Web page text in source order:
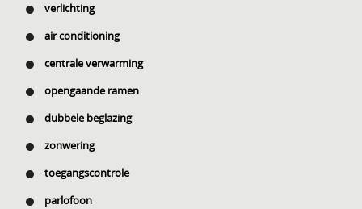
verlichting
air conditioning
centrale verwarming
opengaande ramen
dubbele beglazing
zonwering
toegangscontrole
parlofoon